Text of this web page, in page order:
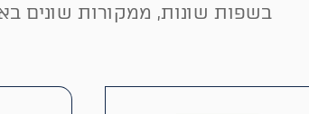
בשפות שונות, ממקורות שונים